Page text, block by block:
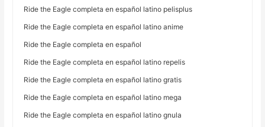
Ride the Eagle completa en español latino pelisplus
Ride the Eagle completa en español latino anime
Ride the Eagle completa en español
Ride the Eagle completa en español latino repelis
Ride the Eagle completa en español latino gratis
Ride the Eagle completa en español latino mega
Ride the Eagle completa en español latino gnula